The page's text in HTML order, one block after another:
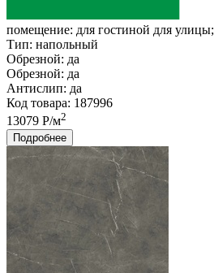
помещение: для гостиной для улицы;
Тип: напольный
Обрезной: да
Обрезной: да
Антислип: да
Код товара: 187996
13079 Р/м2
Подробнее